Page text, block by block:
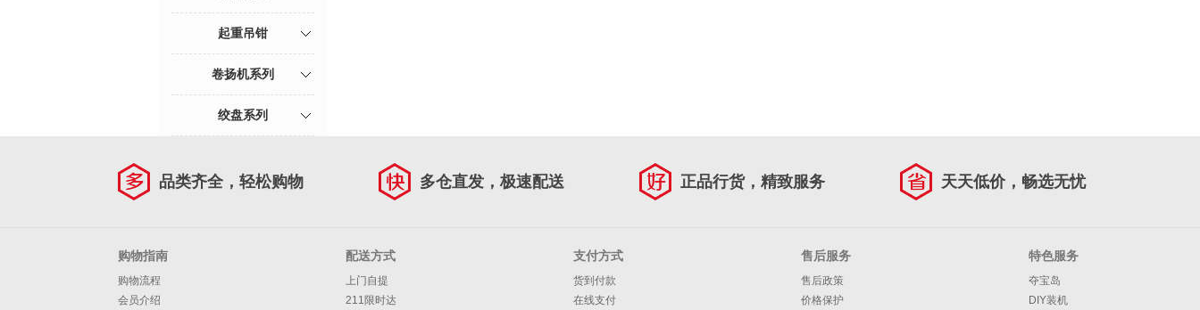
起重吊钳
卷扬机系列
绞盘系列
品类齐全，轻松购物 多仓直发，极速配送 正品行货，精致服务 天天低价，畅选无忧
购物指南
购物流程
会员介绍
配送方式
上门自提
211限时达
支付方式
货到付款
在线支付
售后服务
售后政策
价格保护
特色服务
夺宝岛
DIY装机